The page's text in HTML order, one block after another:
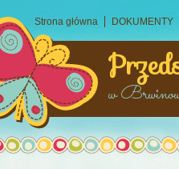
w
Strona główna DOKUMENTY